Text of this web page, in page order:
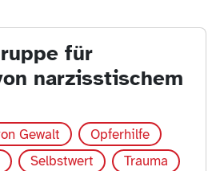
für
narzisstischem
Gewalt
Opferhilfe
Selbstwert Trauma